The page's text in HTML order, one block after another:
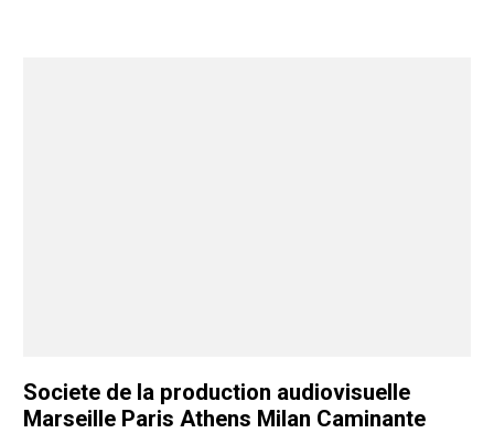
Societe de la production audiovisuelle
Marseille Paris Athens Milan Caminante